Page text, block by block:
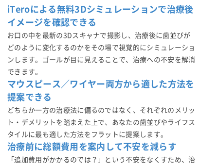
iTeroによる無料3Dシミュレーションで治療後
イメージを確認できる
お口の中を最新の3Dスキャナで撮影し、治療後に歯並びが
どのように変化するのかをその場で視覚的にシミュレーショ
ンします。ゴールが目に見えることで、治療への不安を解消
できます。
マウスピース／ワイヤー両方から適した方法を
提案できる
どちらか一方の治療法に偏るのではなく、それぞれのメリッ
ト・デメリットを踏まえた上で、あなたの歯並びやライフス
タイルに最も適した方法をフラットに提案します。
治療前に総額費用を案内して不安を減らす
「追加費用がかかるのでは？」という不安をなくすため、治